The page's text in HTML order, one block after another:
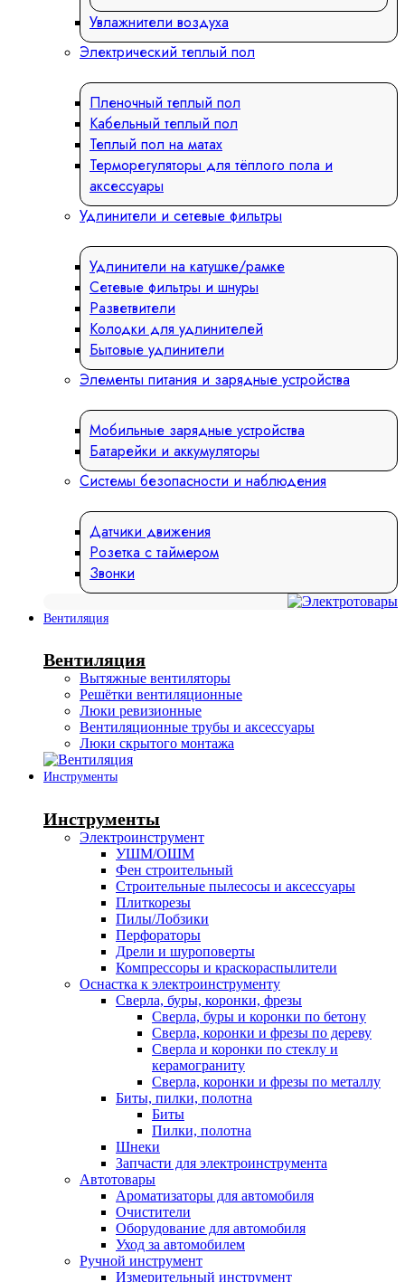
Увлажнители воздуха
Электрический теплый пол
Пленочный теплый пол
Кабельный теплый пол
Теплый пол на матах
Терморегуляторы для тёплого пола и
аксессуары
Удлинители и сетевые фильтры
Удлинители на катушке/рамке
Сетевые фильтры и шнуры
Разветвители
Колодки для удлинителей
Бытовые удлинители
Элементы питания и зарядные устройства
Мобильные зарядные устройства
Батарейки и аккумуляторы
Системы безопасности и наблюдения
Датчики движения
Розетка с таймером
Звонки
Вентиляция
Вентиляция
Вытяжные вентиляторы
Решётки вентиляционные
Люки ревизионные
Вентиляционные трубы и аксессуары
Люки скрытого монтажа
Инструменты
Инструменты
Электроинструмент
УШМ/ОШМ
Фен строительный
Строительные пылесосы и аксессуары
Плиткорезы
Пилы/Лобзики
Перфораторы
Дрели и шуроповерты
Компрессоры и краскораспылители
Оснастка к электроинструменту
Сверла, буры, коронки, фрезы
Сверла, буры и коронки по бетону
Сверла, коронки и фрезы по дереву
Сверла и коронки по стеклу и
керамограниту
Сверла, коронки и фрезы по металлу
Биты, пилки, полотна
Биты
Пилки, полотна
Шнеки
Запчасти для электроинструмента
Автотовары
Ароматизаторы для автомобиля
Очистители
Оборудование для автомобиля
Уход за автомобилем
Ручной инструмент
Измерительный инструмент